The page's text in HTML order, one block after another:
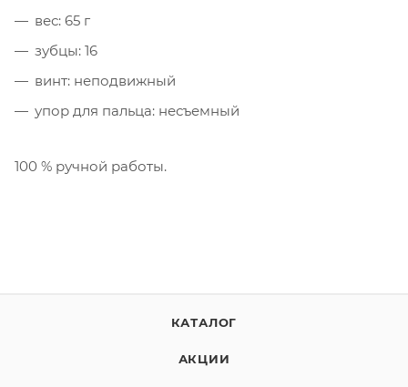
вес: 65 г
зубцы: 16
винт: неподвижный
упор для пальца: несъемный
100 % ручной работы.
КАТАЛОГ
АКЦИИ